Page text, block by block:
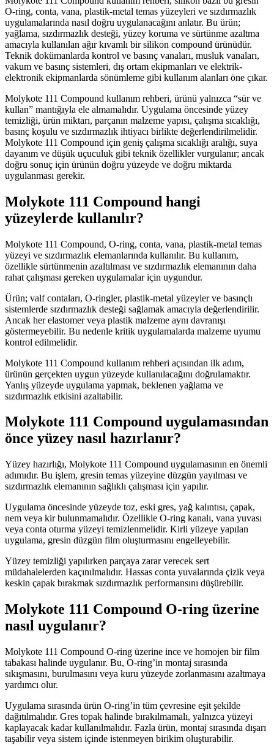
O-ring, conta, vana, plastik-metal temas yüzeyleri ve sızdırmazlık
uygulamalarında nasıl doğru uygulanacağını anlatır. Bu ürün;
yağlama, sızdırmazlık desteği, yüzey koruma ve sürtünme azaltma
amacıyla kullanılan ağır kıvamlı bir silikon compound ürünüdür.
Teknik dokümanlarda kontrol ve basınç vanaları, musluk vanaları,
vakum ve basınç sistemleri, dış ortam ekipmanları ve elektrik-
elektronik ekipmanlarda sönümleme gibi kullanım alanları öne çıkar.
Molykote 111 Compound kullanım rehberi, ürünü yalnızca “sür ve
kullan” mantığıyla ele almamalıdır. Uygulama öncesinde yüzey
temizliği, ürün miktarı, parçanın malzeme yapısı, çalışma sıcaklığı,
basınç koşulu ve sızdırmazlık ihtiyacı birlikte değerlendirilmelidir.
Molykote 111 Compound için geniş çalışma sıcaklığı aralığı, suya
dayanım ve düşük uçuculuk gibi teknik özellikler vurgulanır; ancak
doğru sonuç için ürünün doğru yüzeyde ve doğru miktarda
uygulanması gerekir.
Molykote 111 Compound hangi
yüzeylerde kullanılır?
Molykote 111 Compound, O-ring, conta, vana, plastik-metal temas
yüzeyi ve sızdırmazlık elemanlarında kullanılır. Bu kullanım,
özellikle sürtünmenin azaltılması ve sızdırmazlık elemanının daha
rahat çalışması gereken uygulamalar için uygundur.
Ürün; valf contaları, O-ringler, plastik-metal yüzeyler ve basınçlı
sistemlerde sızdırmazlık desteği sağlamak amacıyla değerlendirilir.
Ancak her elastomer veya plastik malzeme aynı davranışı
göstermeyebilir. Bu nedenle kritik uygulamalarda malzeme uyumu
kontrol edilmelidir.
Molykote 111 Compound kullanım rehberi açısından ilk adım,
ürünün gerçekten uygun yüzeyde kullanılacağını doğrulamaktır.
Yanlış yüzeyde uygulama yapmak, beklenen yağlama ve
sızdırmazlık etkisini azaltabilir.
Molykote 111 Compound uygulamasından
önce yüzey nasıl hazırlanır?
Yüzey hazırlığı, Molykote 111 Compound uygulamasının en önemli
adımıdır. Bu işlem, gresin temas yüzeyine düzgün yayılması ve
sızdırmazlık elemanının sağlıklı çalışması için yapılır.
Uygulama öncesinde yüzeyde toz, eski gres, yağ kalıntısı, çapak,
nem veya kir bulunmamalıdır. Özellikle O-ring kanalı, vana yuvası
veya conta oturma yüzeyi temizlenmelidir. Kirli yüzeye yapılan
uygulama, gresin düzgün film oluşturmasını engelleyebilir.
Yüzey temizliği yapılırken parçaya zarar verecek sert
müdahalelerden kaçınılmalıdır. Hassas conta yuvalarında çizik veya
keskin çapak bırakmak sızdırmazlık performansını düşürebilir.
Molykote 111 Compound O-ring üzerine
nasıl uygulanır?
Molykote 111 Compound O-ring üzerine ince ve homojen bir film
tabakası halinde uygulanır. Bu, O-ring’in montaj sırasında
sıkışmasını, burulmasını veya kuru yüzeyde zorlanmasını azaltmaya
yardımcı olur.
Uygulama sırasında ürün O-ring’in tüm çevresine eşit şekilde
dağıtılmalıdır. Gres topak halinde bırakılmamalı, yalnızca yüzeyi
kaplayacak kadar kullanılmalıdır. Fazla ürün, montaj sırasında dışarı
taşabilir veya sistem içinde istenmeyen birikim oluşturabilir.